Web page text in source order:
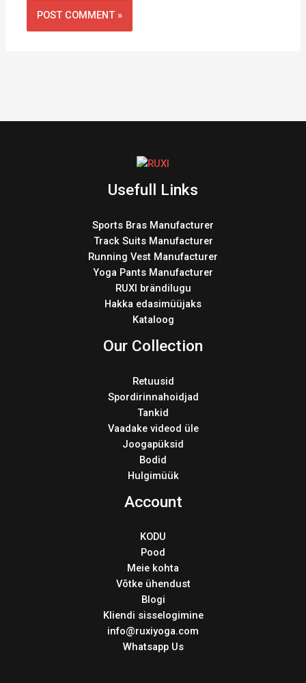
Usefull Links
Sports Bras Manufacturer
Track Suits Manufacturer
Running Vest Manufacturer
Yoga Pants Manufacturer
RUXI brändilugu
Hakka edasimüüjaks
Kataloog
Our Collection
Retuusid
Spordirinnahoidjad
Tankid
Vaadake videod üle
Joogapüksid
Bodid
Hulgimüük
Account
KODU
Pood
Meie kohta
Võtke ühendust
Blogi
Kliendi sisselogimine
info@ruxiyoga.com
Whatsapp Us